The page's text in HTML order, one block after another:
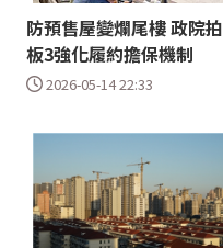
防預售屋變爛尾樓 政院拍
板3強化履約擔保機制
2026-05-14 22:33